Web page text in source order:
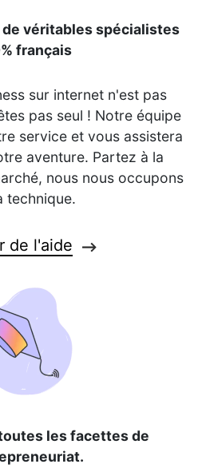
de véritables spécialistes
français
sur internet n'est pas
pas seul ! Notre équipe
service et vous assistera
aventure. Partez à la
nous nous occupons
technique.
de l'aide
les facettes de